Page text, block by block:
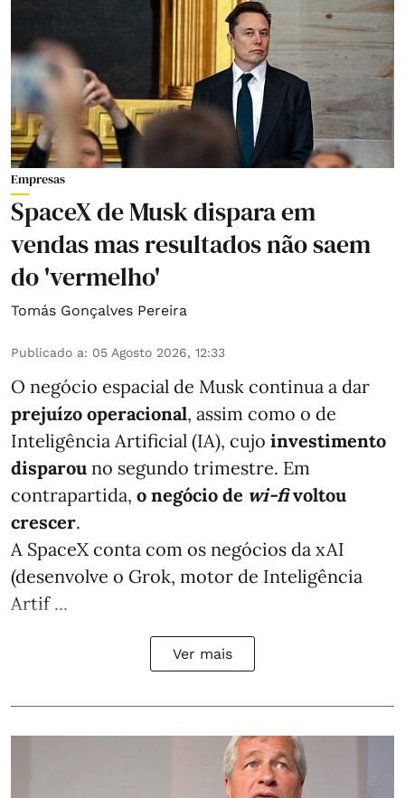
Empresas
SpaceX de Musk dispara em
vendas mas resultados não saem
do 'vermelho'
Tomás Gonçalves Pereira
Publicado a: 05 Agosto 2026, 12:33
O negócio espacial de Musk continua a dar
prejuízo operacional, assim como o de
Inteligência Artificial (IA), cujo investimento
disparou no segundo trimestre. Em
contrapartida, o negócio de wi-fivoltou
crescer.
A SpaceX conta com os negócios da xAI
(desenvolve o Grok, motor de Inteligência
Artif ...
Ver mais